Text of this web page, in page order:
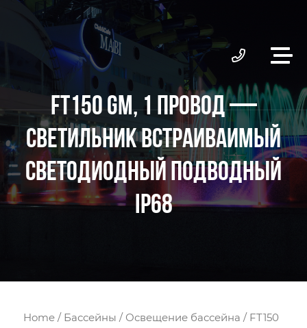
FT150 GM, 1 ПРОВОД —
СВЕТИЛЬНИК ВСТРАИВАИМЫЙ
СВЕТОДИОДНЫЙ ПОДВОДНЫЙ
IP68
Home / Бассейны / Освещение бассейна / FT150